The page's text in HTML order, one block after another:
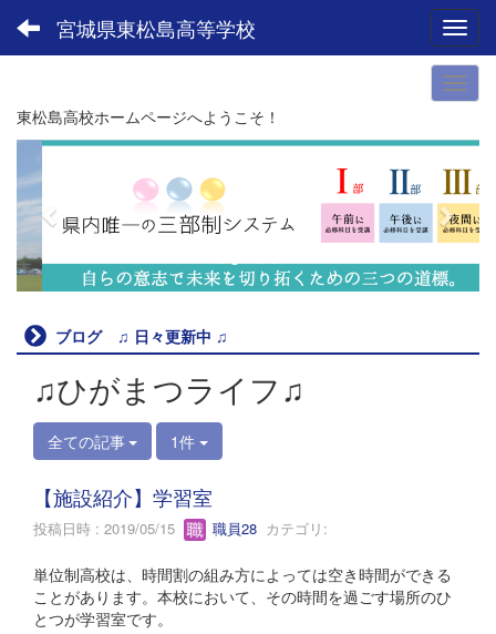
宮城県東松島高等学校
東松島高校ホームページへようこそ！
p
e
u
n
e
x
t
ブログ ♫ 日々更新中 ♫
♫ひがまつライフ♫
全ての記事 1件
【施設紹介】学習室
投稿日時 : 2019/05/15 職員28 カテゴリ:
単位制高校は、時間割の組み方によっては空き時間ができる
ことがあります。本校において、その時間を過ごす場所のひ
とつが学習室です。